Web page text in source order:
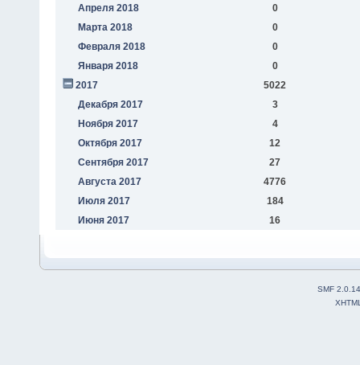
Апреля 2018
0
Марта 2018
0
Февраля 2018
0
Января 2018
0
2017
5022
Декабря 2017
3
Ноября 2017
4
Октября 2017
12
Сентября 2017
27
Августа 2017
4776
Июля 2017
184
Июня 2017
16
SMF 2.0.14